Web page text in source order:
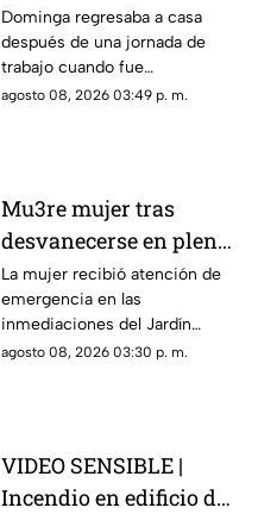
es as3sin4da en Puebla
por 90 pesos
Dominga regresaba a casa
después de una jornada de
trabajo cuando fue
interceptada por un hombre
agosto 08, 2026 03:49 p. m.
Mu3re mujer tras
desvanecerse en plena
vía pública en el Centro
Histórico de Querétaro
La mujer recibió atención de
emergencia en las
inmediaciones del Jardín
Corregidora, pero los
agosto 08, 2026 03:30 p. m.
VIDEO SENSIBLE |
Incendio en edificio de